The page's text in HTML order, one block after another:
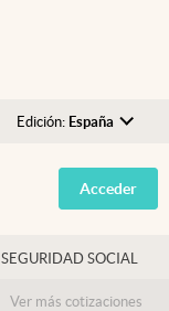
Edición: España
Argentina
España
USA
Colombia
Acceder
SEGURIDAD SOCIAL
Ver más cotizaciones